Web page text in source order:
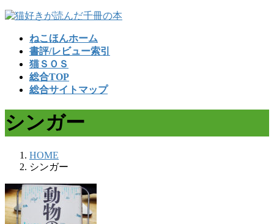
コ
ッ
プ
ナ
移
動
ねこほんホーム
書評/レビュー索引
猫ＳＯＳ
総合TOP
総合サイトマップ
シンガー
HOME
シンガー